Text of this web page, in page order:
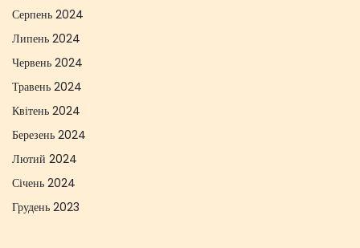
Серпень 2024
Липень 2024
Червень 2024
Травень 2024
Квітень 2024
Березень 2024
Лютий 2024
Січень 2024
Грудень 2023